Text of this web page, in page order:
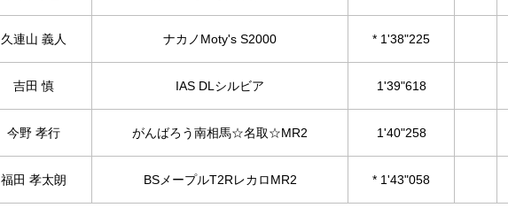
久連山 義人 ナカノMoty's S2000 * 1'38"225
吉田 慎 IAS DLシルビア 1'39"618
今野 孝行 がんばろう南相馬☆名取☆MR2 1'40"258
福田 孝太朗 BSメープルT2RレカロMR2 * 1'43"058